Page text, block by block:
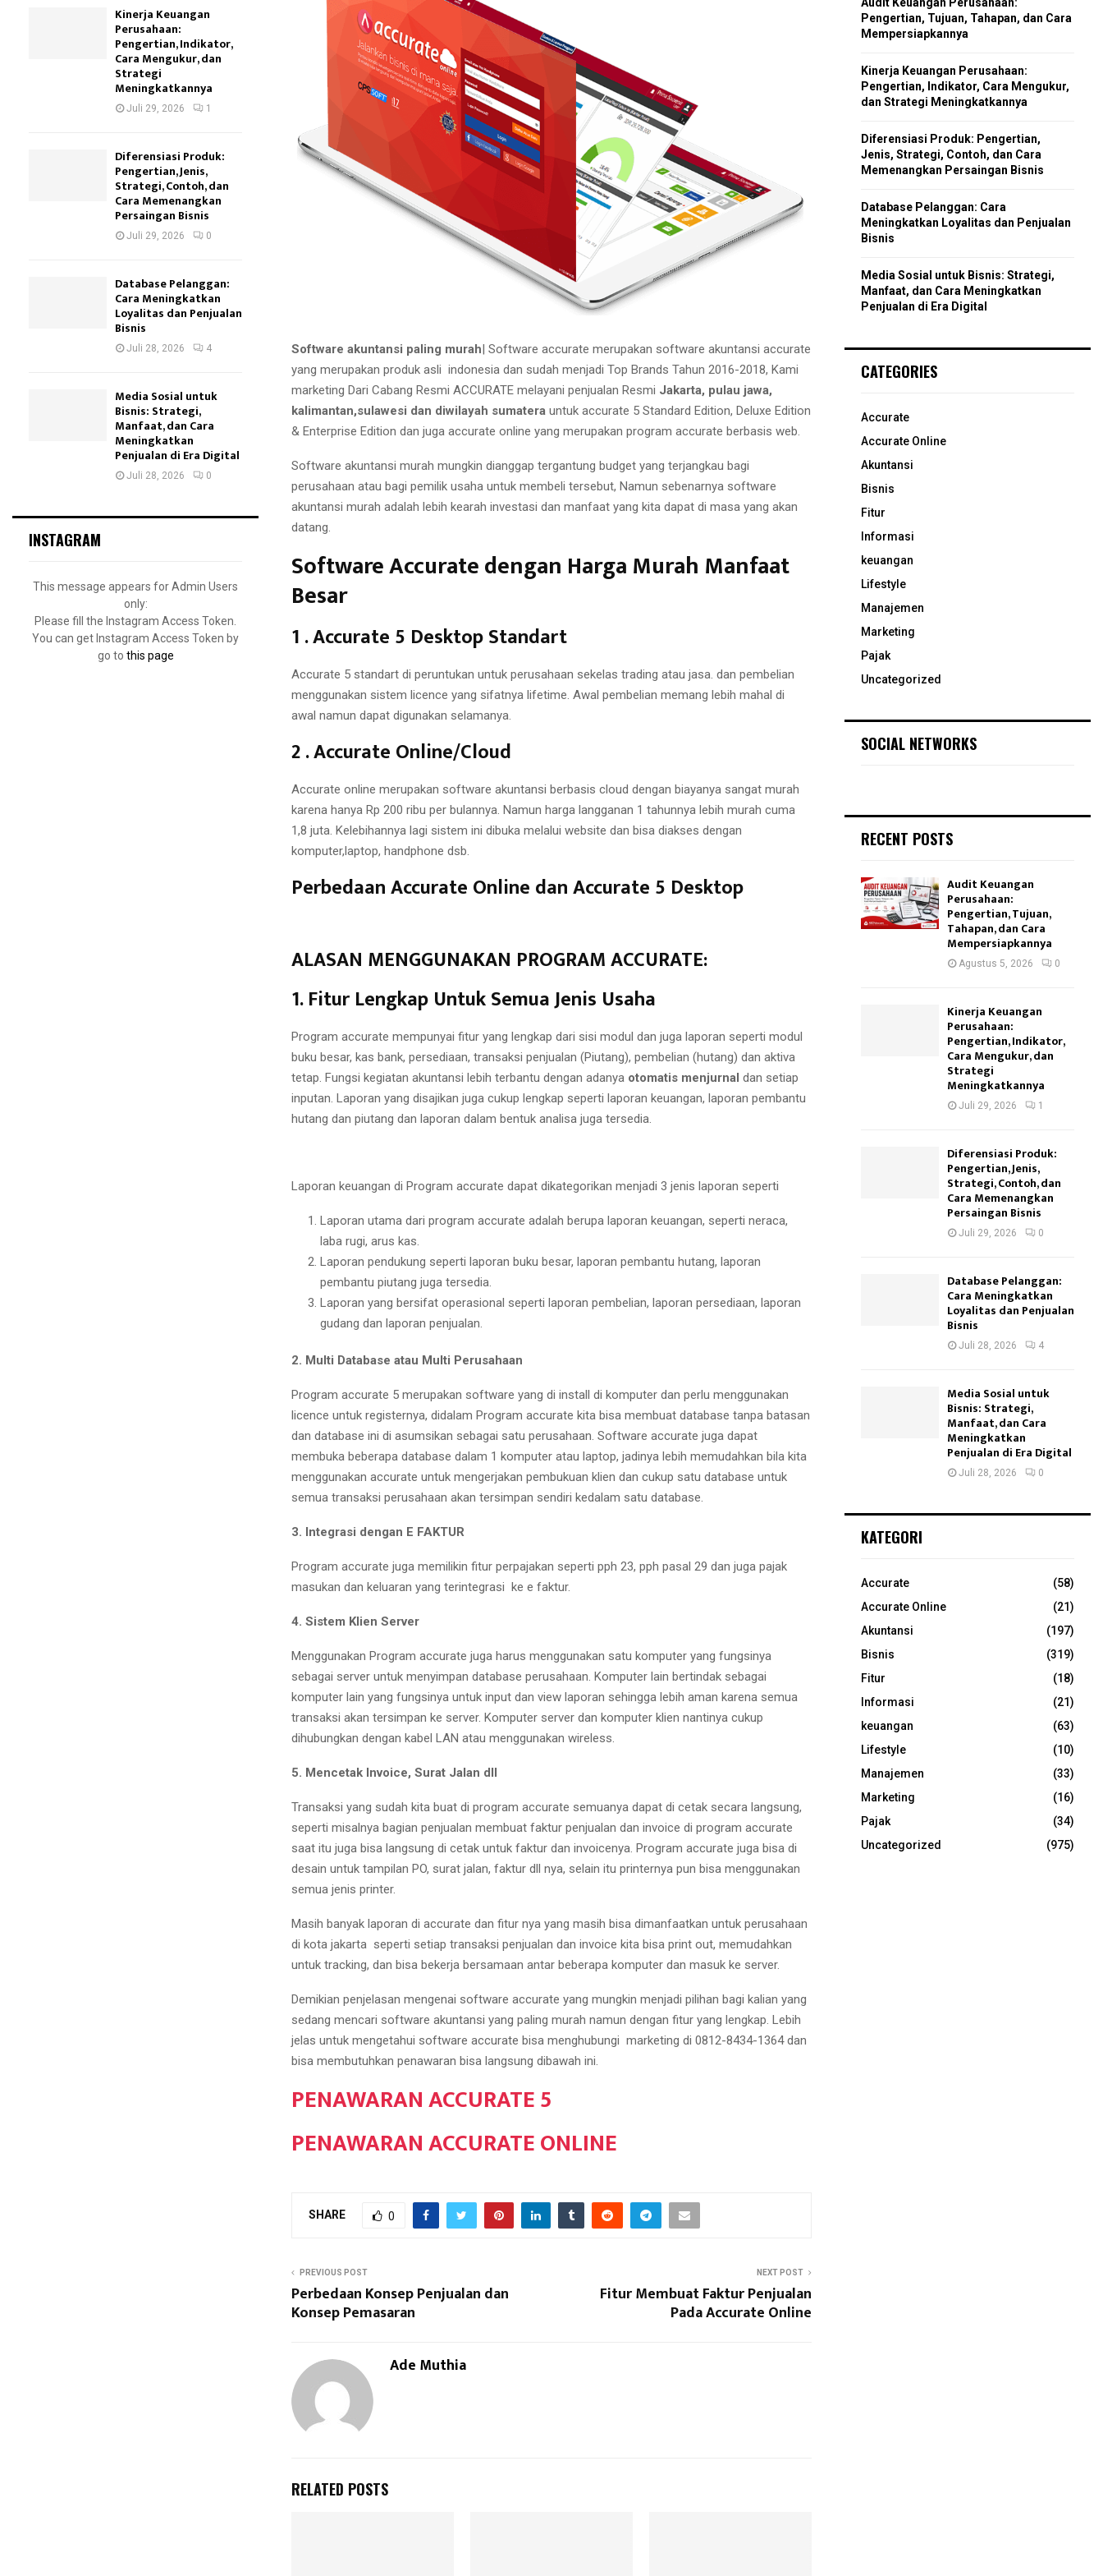
Software akuntansi paling murah | Software accurate merupakan software akuntansi accurate
yang merupakan produk asli indonesia dan sudah menjadi Top Brands Tahun 2016-2018, Kami
marketing Dari Cabang Resmi ACCURATE melayani penjualan Resmi Jakarta, pulau jawa,
kalimantan,sulawesi dan diwilayah sumatera untuk accurate 5 Standard Edition, Deluxe Edition
& Enterprise Edition dan juga accurate online yang merupakan program accurate berbasis web.
Software akuntansi murah mungkin dianggap tergantung budget yang terjangkau bagi
perusahaan atau bagi pemilik usaha untuk membeli tersebut, Namun sebenarnya software
akuntansi murah adalah lebih kearah investasi dan manfaat yang kita dapat di masa yang akan
datang.
Software Accurate dengan Harga Murah Manfaat
Besar
1 . Accurate 5 Desktop Standart
Accurate 5 standart di peruntukan untuk perusahaan sekelas trading atau jasa. dan pembelian
menggunakan sistem licence yang sifatnya lifetime. Awal pembelian memang lebih mahal di
awal namun dapat digunakan selamanya.
2 . Accurate Online/Cloud
Accurate online merupakan software akuntansi berbasis cloud dengan biayanya sangat murah
karena hanya Rp 200 ribu per bulannya. Namun harga langganan 1 tahunnya lebih murah cuma
1,8 juta. Kelebihannya lagi sistem ini dibuka melalui website dan bisa diakses dengan
komputer,laptop, handphone dsb.
Perbedaan Accurate Online dan Accurate 5 Desktop
ALASAN MENGGUNAKAN PROGRAM ACCURATE:
1. Fitur Lengkap Untuk Semua Jenis Usaha
Program accurate mempunyai fitur yang lengkap dari sisi modul dan juga laporan seperti modul
buku besar, kas bank, persediaan, transaksi penjualan (Piutang), pembelian (hutang) dan aktiva
tetap. Fungsi kegiatan akuntansi lebih terbantu dengan adanya otomatis menjurnal dan setiap
inputan. Laporan yang disajikan juga cukup lengkap seperti laporan keuangan, laporan pembantu
hutang dan piutang dan laporan dalam bentuk analisa juga tersedia.
Laporan keuangan di Program accurate dapat dikategorikan menjadi 3 jenis laporan seperti
Laporan utama dari program accurate adalah berupa laporan keuangan, seperti neraca,
laba rugi, arus kas.
Laporan pendukung seperti laporan buku besar, laporan pembantu hutang, laporan
pembantu piutang juga tersedia.
Laporan yang bersifat operasional seperti laporan pembelian, laporan persediaan, laporan
gudang dan laporan penjualan.
2. Multi Database atau Multi Perusahaan
Program accurate 5 merupakan software yang di install di komputer dan perlu menggunakan
licence untuk registernya, didalam Program accurate kita bisa membuat database tanpa batasan
dan database ini di asumsikan sebagai satu perusahaan. Software accurate juga dapat
membuka beberapa database dalam 1 komputer atau laptop, jadinya lebih memudahkan bila kita
menggunakan accurate untuk mengerjakan pembukuan klien dan cukup satu database untuk
semua transaksi perusahaan akan tersimpan sendiri kedalam satu database.
3. Integrasi dengan E FAKTUR
Program accurate juga memilikin fitur perpajakan seperti pph 23, pph pasal 29 dan juga pajak
masukan dan keluaran yang terintegrasi ke e faktur.
4. Sistem Klien Server
Menggunakan Program accurate juga harus menggunakan satu komputer yang fungsinya
sebagai server untuk menyimpan database perusahaan. Komputer lain bertindak sebagai
komputer lain yang fungsinya untuk input dan view laporan sehingga lebih aman karena semua
transaksi akan tersimpan ke server. Komputer server dan komputer klien nantinya cukup
dihubungkan dengan kabel LAN atau menggunakan wireless.
5. Mencetak Invoice, Surat Jalan dll
Transaksi yang sudah kita buat di program accurate semuanya dapat di cetak secara langsung,
seperti misalnya bagian penjualan membuat faktur penjualan dan invoice di program accurate
saat itu juga bisa langsung di cetak untuk faktur dan invoicenya. Program accurate juga bisa di
desain untuk tampilan PO, surat jalan, faktur dll nya, selain itu printernya pun bisa menggunakan
semua jenis printer.
Masih banyak laporan di accurate dan fitur nya yang masih bisa dimanfaatkan untuk perusahaan
di kota jakarta seperti setiap transaksi penjualan dan invoice kita bisa print out, memudahkan
untuk tracking, dan bisa bekerja bersamaan antar beberapa komputer dan masuk ke server.
Demikian penjelasan mengenai software accurate yang mungkin menjadi pilihan bagi kalian yang
sedang mencari software akuntansi yang paling murah namun dengan fitur yang lengkap. Lebih
jelas untuk mengetahui software accurate bisa menghubungi marketing di 0812-8434-1364 dan
bisa membutuhkan penawaran bisa langsung dibawah ini.
PENAWARAN ACCURATE 5
PENAWARAN ACCURATE ONLINE
SHARE 0
PREVIOUS POST
Perbedaan Konsep Penjualan dan
Konsep Pemasaran
NEXT POST
Fitur Membuat Faktur Penjualan
Pada Accurate Online
Ade Muthia
RELATED POSTS
Kinerja Keuangan
Perusahaan:
Pengertian, Indikator,
Cara Mengukur, dan
Strategi
Meningkatkannya
Juli 29, 2026 1
Diferensiasi Produk:
Pengertian, Jenis,
Strategi, Contoh, dan
Cara Memenangkan
Persaingan Bisnis
Juli 29, 2026 0
Database Pelanggan:
Cara Meningkatkan
Loyalitas dan Penjualan
Bisnis
Juli 28, 2026 4
Media Sosial untuk
Bisnis: Strategi,
Manfaat, dan Cara
Meningkatkan
Penjualan di Era Digital
Juli 28, 2026 0
INSTAGRAM
This message appears for Admin Users
only:
Please fill the Instagram Access Token.
You can get Instagram Access Token by
go to this page
r
:
R
Pengertian, Tujuan, Tahapan, dan Cara
Mempersiapkannya
Kinerja Keuangan Perusahaan:
Pengertian, Indikator, Cara Mengukur,
dan Strategi Meningkatkannya
Diferensiasi Produk: Pengertian,
Jenis, Strategi, Contoh, dan Cara
Memenangkan Persaingan Bisnis
Database Pelanggan: Cara
Meningkatkan Loyalitas dan Penjualan
Bisnis
Media Sosial untuk Bisnis: Strategi,
Manfaat, dan Cara Meningkatkan
Penjualan di Era Digital
CATEGORIES
Accurate
Accurate Online
Akuntansi
Bisnis
Fitur
Informasi
keuangan
Lifestyle
Manajemen
Marketing
Pajak
Uncategorized
SOCIAL NETWORKS
RECENT POSTS
Audit Keuangan
Perusahaan:
Pengertian, Tujuan,
Tahapan, dan Cara
Mempersiapkannya
Agustus 5, 2026 0
Kinerja Keuangan
Perusahaan:
Pengertian, Indikator,
Cara Mengukur, dan
Strategi
Meningkatkannya
Juli 29, 2026 1
Diferensiasi Produk:
Pengertian, Jenis,
Strategi, Contoh, dan
Cara Memenangkan
Persaingan Bisnis
Juli 29, 2026 0
Database Pelanggan:
Cara Meningkatkan
Loyalitas dan Penjualan
Bisnis
Juli 28, 2026 4
Media Sosial untuk
Bisnis: Strategi,
Manfaat, dan Cara
Meningkatkan
Penjualan di Era Digital
Juli 28, 2026 0
KATEGORI
Accurate
(58)
Accurate Online
(21)
Akuntansi
(197)
Bisnis
(319)
Fitur
(18)
Informasi
(21)
keuangan
(63)
Lifestyle
(10)
Manajemen
(33)
Marketing
(16)
Pajak
(34)
Uncategorized
(975)